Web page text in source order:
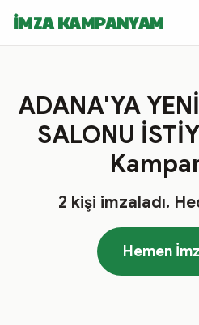
İMZA KAMPANYAM
ADANA'YA
SALONU
2 kişi imzaladı.
Hemen